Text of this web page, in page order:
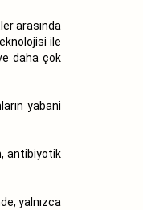
arasında
ile
daha çok
yabani
antibiyotik
yalnızca